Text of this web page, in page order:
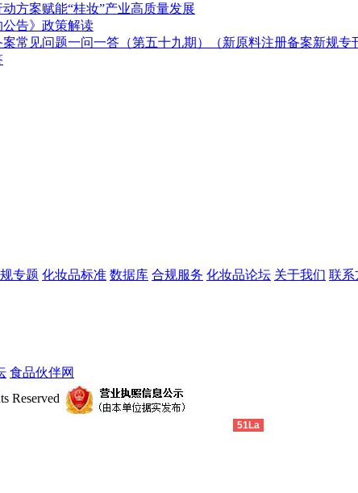
方案赋能“桂妆”产业高质量发展
公告》政策解读
常见问题一问一答（第五十九期）（新原料注册备案新规专
专题 化妆品标准 数据库 合规服务 化妆品论坛 关于我们 联系
食品伙伴网
Reserved
51La